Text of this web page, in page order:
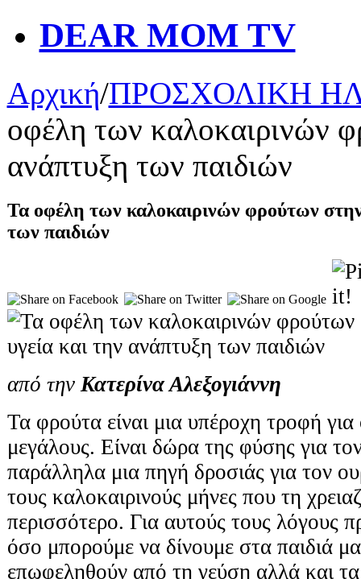
DEAR MOM TV
Αρχική/ΠΡΟΣΧΟΛΙΚΗ
οφέλη των καλοκαιρινών
ανάπτυξη των παιδιών
Τα οφέλη των καλοκαιρινών φρούτων
των παιδιών
από τηνΚατερίνα Αλεξογιάννη
Τα φρούτα είναι μια υπέροχη τροφή
μεγάλους. Είναι δώρα της φύσης για
παράλληλα μια πηγή δροσιάς για τον
τους καλοκαιρινούς μήνες που τη
περισσότερο. Για αυτούς τους λόγους
όσο μπορούμε να δίνουμε στα παιδιά
επωφεληθούν από τη γεύση αλλά και τα